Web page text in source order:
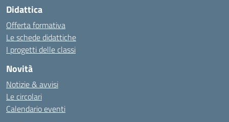
Didattica
Offerta formativa
Le schede didattiche
I progetti delle classi
Novità
Notizie & avvisi
Le circolari
Calendario eventi